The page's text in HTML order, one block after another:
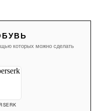
которых можно сделать